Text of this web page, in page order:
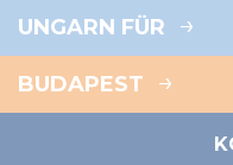
UNGARN FÜR
BUDAPEST